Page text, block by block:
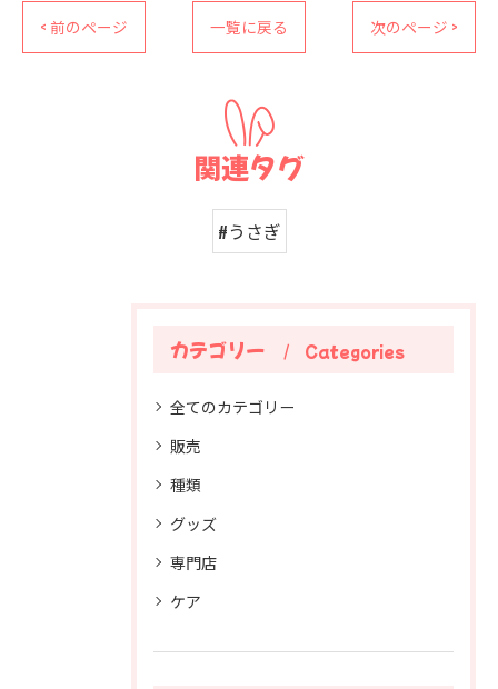
< 前のページ 一覧に戻る 次のページ >
関連タグ
#うさぎ
カテゴリー Categories
全てのカテゴリー
販売
種類
グッズ
専門店
ケア